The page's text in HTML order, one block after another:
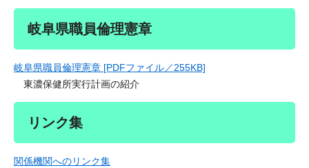
岐阜県職員倫理憲章
岐阜県職員倫理憲章 [PDFファイル／255KB]
東濃保健所実行計画の紹介
リンク集
関係機関へのリンク集